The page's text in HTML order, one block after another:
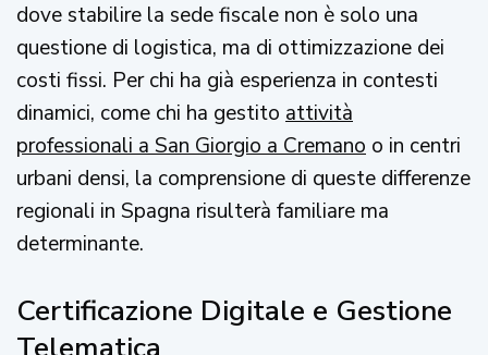
dove stabilire la sede fiscale non è solo una
questione di logistica, ma di ottimizzazione dei
costi fissi. Per chi ha già esperienza in contesti
dinamici, come chi ha gestito attività
professionali a San Giorgio a Cremano o in centri
urbani densi, la comprensione di queste differenze
regionali in Spagna risulterà familiare ma
determinante.
Certificazione Digitale e Gestione